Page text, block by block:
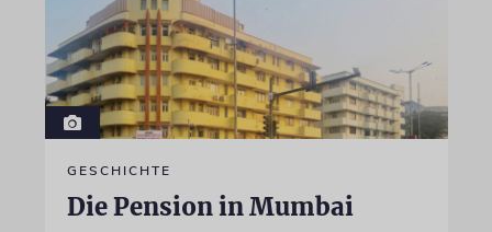
GESCHICHTE
Die Pension in Mumbai